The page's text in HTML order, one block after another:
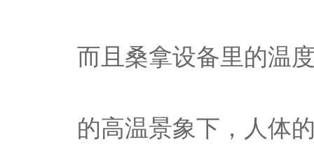
而且桑拿设备里的温
的高温景象下，人体